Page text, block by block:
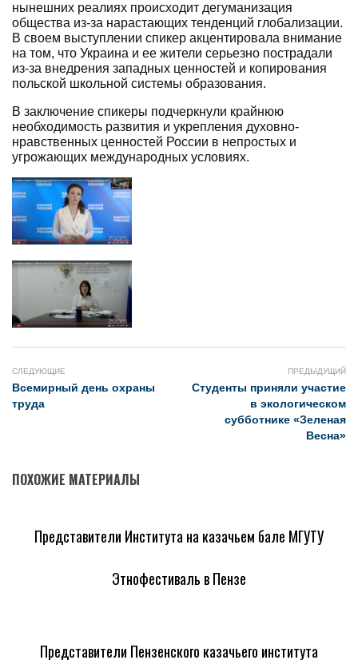
нынешних реалиях происходит дегуманизация
общества из-за нарастающих тенденций глобализации.
В своем выступлении спикер акцентировала внимание
на том, что Украина и ее жители серьезно пострадали
из-за внедрения западных ценностей и копирования
польской школьной системы образования.
В заключение спикеры подчеркнули крайнюю
необходимость развития и укрепления духовно-
нравственных ценностей России в непростых и
угрожающих международных условиях.
СЛЕДУЮЩИЕ
Всемирный день охраны
труда
ПРЕДЫДУЩИЙ
Студенты приняли участие
в экологическом
субботнике «Зеленая
Весна»
ПОХОЖИЕ МАТЕРИАЛЫ
Представители Института на казачьем бале МГУТУ
Этнофестиваль в Пензе
Представители Пензенского казачьего института